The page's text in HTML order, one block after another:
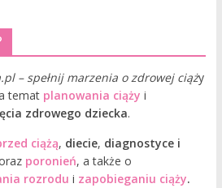
– spełnij marzenia o zdrowej ciąży
temat planowania ciąży i
zdrowego dziecka.
ciążą, diecie, diagnostyce i
poronień, a także o
rozrodu i zapobieganiu ciąży.